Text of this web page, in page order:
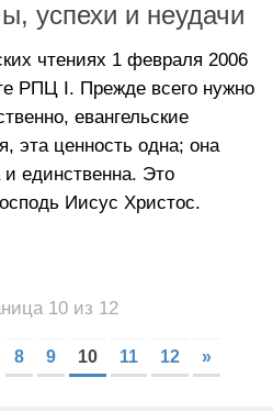
успехи и неудачи
чтениях 1 февраля 2006
РПЦ I. Прежде всего нужно
евангельские
эта ценность одна; она
единственна. Это
Иисус Христос.
10 из 12
8 9 10 11 12 »